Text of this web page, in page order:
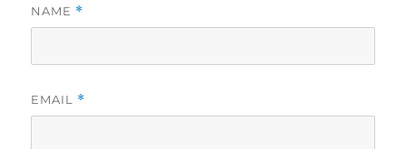
NAME *
EMAIL *